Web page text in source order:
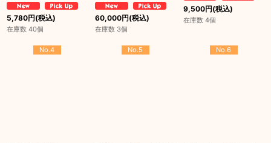
5,780円(税込)
在庫数 40個
60,000円(税込)
在庫数 3個
9,500円(税込)
在庫数 4個
No.4 No.5 No.6